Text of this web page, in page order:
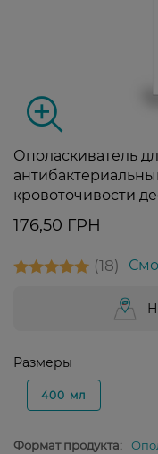
Ополаскиватель
кровоточивости
176,50 ГРН
18
Размеры
400 мл
Формат продукта: